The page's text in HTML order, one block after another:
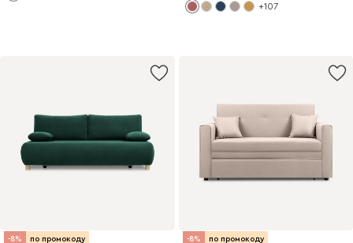
+107
-8% по промокоду -8% по промокоду